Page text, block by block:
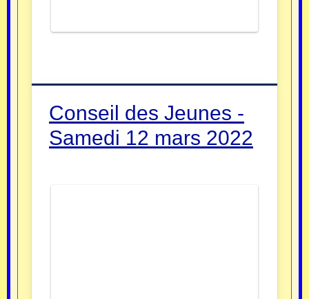
Conseil des Jeunes -
Samedi 12 mars 2022